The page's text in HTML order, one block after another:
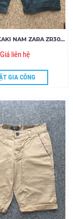
QUẦN SỌT KAKI NAM ZARA ZR30.85
Giá liên hệ
GIA CÔNG